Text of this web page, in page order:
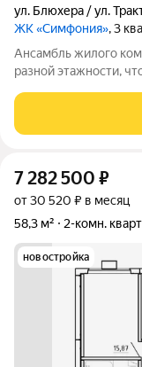
ул. Блюхера / ул.
ЖК «Симфония», 3
Ансамбль жилого
разной этажности,
времени и
отделкой. Заезжайте
7 282 500 ₽
от 30 520 ₽ в месяц
58,3 м²
2-комн.
новостройка